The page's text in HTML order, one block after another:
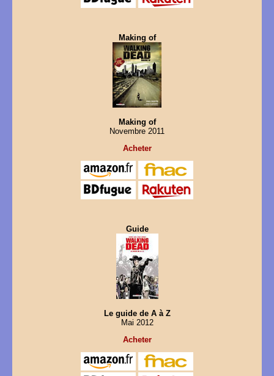
Making of
Making of
Novembre 2011
Acheter
Guide
Le guide de A à Z
Mai 2012
Acheter